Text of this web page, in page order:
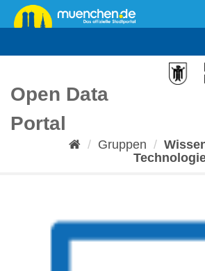
Überspringen
zum
Open Data
Portal
Gruppen